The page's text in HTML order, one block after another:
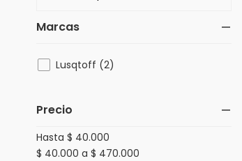
Marcas
Lusqtoff (2)
Precio
Hasta $ 40.000
$ 40.000 a $ 470.000